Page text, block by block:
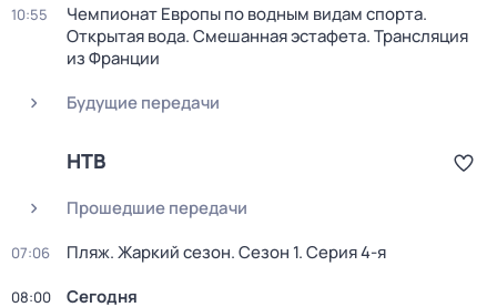
10:55
Чемпионат Европы по водным видам спорта.
Открытая вода. Смешанная эстафета. Трансляция
из Франции
Будущие передачи
НТВ
Прошедшие передачи
07:06 Пляж. Жаркий сезон. Сезон 1. Серия 4-я
08:00 Сегодня